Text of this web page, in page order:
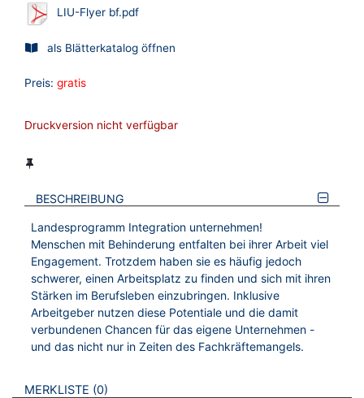
LIU-Flyer bf.pdf
als Blätterkatalog öffnen
Preis: gratis
Druckversion nicht verfügbar
BESCHREIBUNG
Landesprogramm Integration unternehmen!
Menschen mit Behinderung entfalten bei ihrer Arbeit viel
Engagement. Trotzdem haben sie es häufig jedoch
schwerer, einen Arbeitsplatz zu finden und sich mit ihren
Stärken im Berufsleben einzubringen. Inklusive
Arbeitgeber nutzen diese Potentiale und die damit
verbundenen Chancen für das eigene Unternehmen -
und das nicht nur in Zeiten des Fachkräftemangels.
VERWEISE AUF VERMERKTE- ODER ZULETZT ANGESEHENE
MERKLISTE 0 BROSCHÜREN